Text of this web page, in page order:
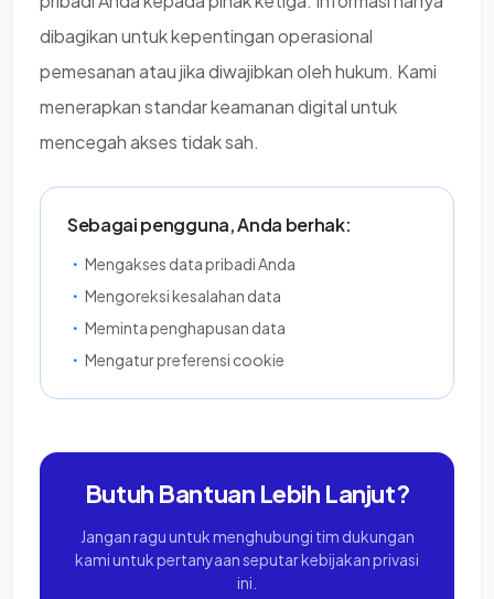
dibagikan untuk kepentingan operasional
pemesanan atau jika diwajibkan oleh hukum. Kami
menerapkan standar keamanan digital untuk
mencegah akses tidak sah.
Sebagai pengguna, Anda berhak:
Mengakses data pribadi Anda
Mengoreksi kesalahan data
Meminta penghapusan data
Mengatur preferensi cookie
Butuh Bantuan Lebih Lanjut?
Jangan ragu untuk menghubungi tim dukungan
kami untuk pertanyaan seputar kebijakan privasi
ini.